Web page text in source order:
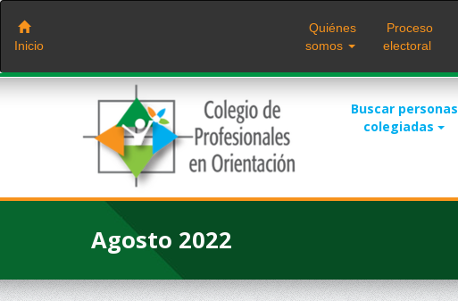
Saltar
contenido
Inicio
Quiénes
somos
Proceso
electoral
Buscar personas
colegiadas
Agosto 2022